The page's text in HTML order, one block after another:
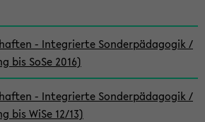
- Integrierte Sonderpädagogik /
bis SoSe 2016)
- Integrierte Sonderpädagogik /
bis WiSe 12/13)